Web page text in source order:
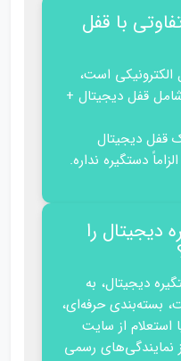
با قفل
است،
قفل دیجیتال +
قفل دیجیتال
دستگیره نداره.
دیجیتال را
دیجیتال، به
بسته‌بندی حرفه‌ای،
استعلام از سایت
نمایندگی‌های رسمی